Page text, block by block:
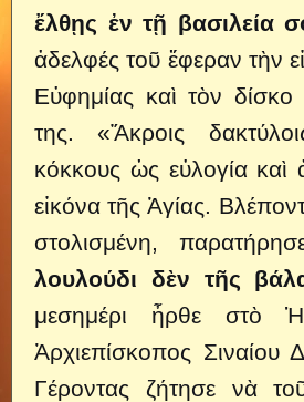
ἔλθῃς ἐν τῇ βασιλεία
ἀδελφές τοῦ ἔφεραν τὴν
Εὐφημίας καὶ τὸν
της. «Ἄκροις
κόκκους ὡς εὐλογία καὶ
εἰκόνα τῆς Ἁγίας.
στολισμένη,
λουλούδι δὲν τῆς
μεσημέρι ἦρθε στὸ
Ἀρχιεπίσκοπος Σιναίου
Γέροντας ζήτησε νὰ